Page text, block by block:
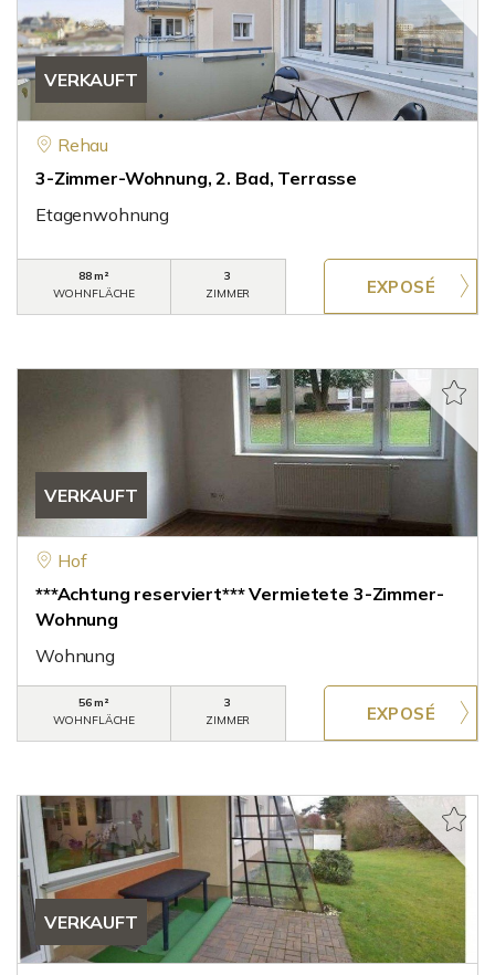
VERKAUFT
Rehau
3-Zimmer-Wohnung, 2. Bad, Terrasse
Etagenwohnung
88 m²
WOHNFLÄCHE
3
ZIMMER
VERKAUFT
Hof
***Achtung reserviert*** Vermietete 3-Zimmer-
Wohnung
Wohnung
56 m²
WOHNFLÄCHE
3
ZIMMER
VERKAUFT